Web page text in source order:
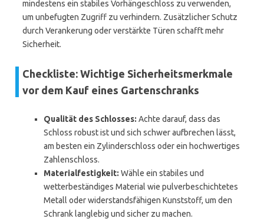
mindestens ein stabiles Vorhängeschloss zu verwenden,
um unbefugten Zugriff zu verhindern. Zusätzlicher Schutz
durch Verankerung oder verstärkte Türen schafft mehr
Sicherheit.
Checkliste: Wichtige Sicherheitsmerkmale
vor dem Kauf eines Gartenschranks
Qualität des Schlosses: Achte darauf, dass das
Schloss robust ist und sich schwer aufbrechen lässt,
am besten ein Zylinderschloss oder ein hochwertiges
Zahlenschloss.
Materialfestigkeit: Wähle ein stabiles und
wetterbeständiges Material wie pulverbeschichtetes
Metall oder widerstandsfähigen Kunststoff, um den
Schrank langlebig und sicher zu machen.